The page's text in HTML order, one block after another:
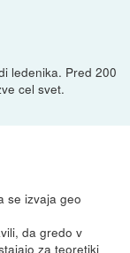
ledenika. Pred 200
cel svet.
se izvaja geo
da gredo v
za teoretiki